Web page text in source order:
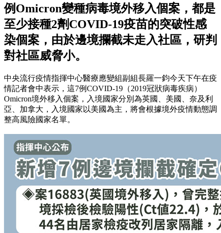
例Omicron變種病毒境外移入個案，都是
至少接種2劑COVID-19疫苗的突破性感
染個案，由於邊境攔截未走入社區，研判
對社區威脅小。
中央流行疫情指揮中心醫療應變組副組長羅一鈞今天下午在疫
情記者會中表示，這7例COVID-19（2019冠狀病毒疾病）
Omicron境外移入個案，入境國家分別為英國、美國、奈及利
亞、加拿大，入境國家以美國為主，將會根據境外疫情動態調
整高風險國家名單。